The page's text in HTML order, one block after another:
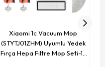
Xiaomi 1c Vacuum Mop
(STYTJ01ZHM) Uyumlu Yedek
Fırça Hepa Filtre Mop Seti-12